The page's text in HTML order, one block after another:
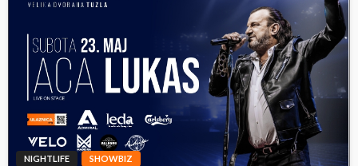
NIGHTLIFE SHOWBIZ